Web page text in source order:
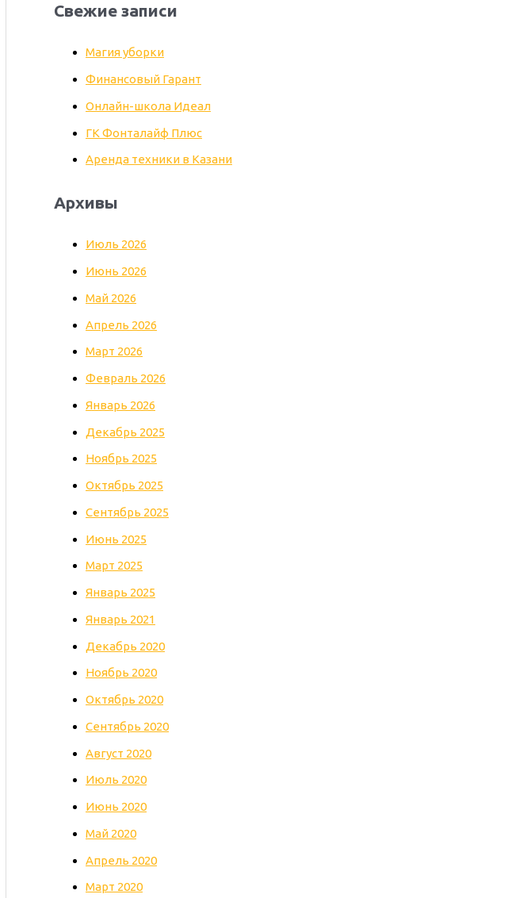
Свежие записи
Магия уборки
Финансовый Гарант
Онлайн-школа Идеал
ГК Фонталайф Плюс
Аренда техники в Казани
Архивы
Июль 2026
Июнь 2026
Май 2026
Апрель 2026
Март 2026
Февраль 2026
Январь 2026
Декабрь 2025
Ноябрь 2025
Октябрь 2025
Сентябрь 2025
Июнь 2025
Март 2025
Январь 2025
Январь 2021
Декабрь 2020
Ноябрь 2020
Октябрь 2020
Сентябрь 2020
Август 2020
Июль 2020
Июнь 2020
Май 2020
Апрель 2020
Март 2020